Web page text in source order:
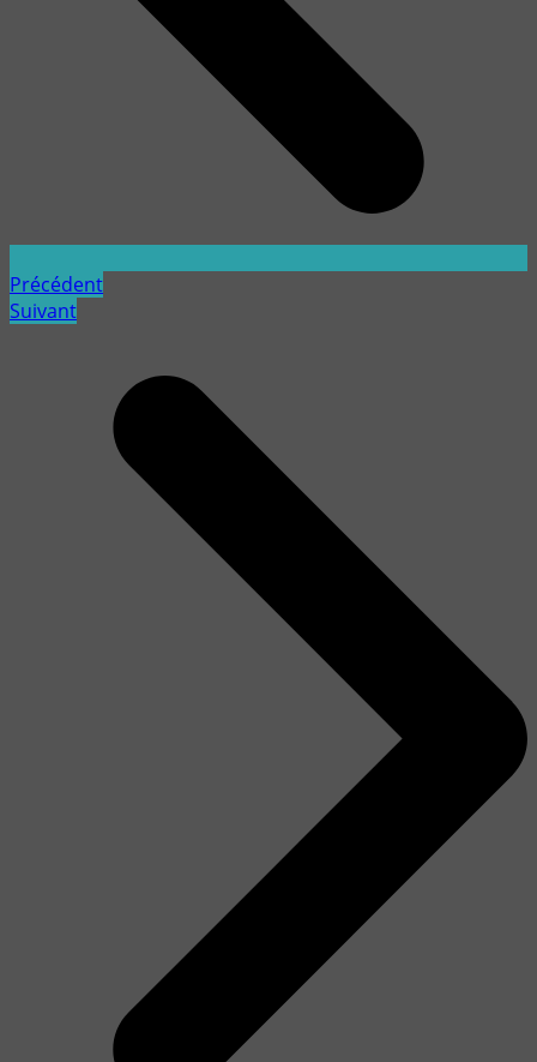
Précédent
Suivant